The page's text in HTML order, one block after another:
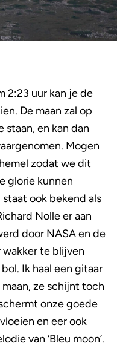
2:23 uur kan je de
De maan zal op
en kan dan
Mogen
zodat we dit
glorie kunnen
ook bekend als
Nolle er aan
door NASA en de
wakker te blijven
Ik haal een gitaar
ze schijnt toch
onze goede
en eer ook
van ‘Bleu moon’.